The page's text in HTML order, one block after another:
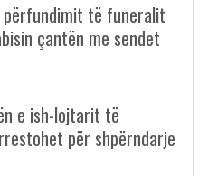
të funeralit
çantën me sendet
e ish-lojtarit të
për shpërndarje